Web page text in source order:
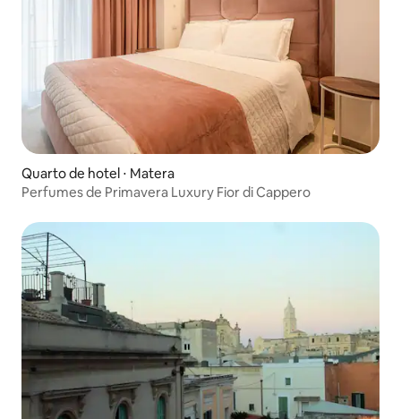
Quarto de hotel ⋅ Matera
Perfumes de Primavera Luxury Fior di Cappero